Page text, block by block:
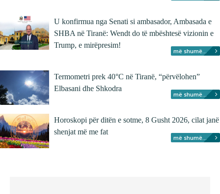
U konfirmua nga Senati si ambasador, Ambasada e
SHBA në Tiranë: Wendt do të mbështesë vizionin e
Trump, e mirëpresim!
më shumë...
Termometri prek 40°C në Tiranë, “përvëlohen”
Elbasani dhe Shkodra
më shumë...
Horoskopi për ditën e sotme, 8 Gusht 2026, cilat janë
shenjat më me fat
më shumë...